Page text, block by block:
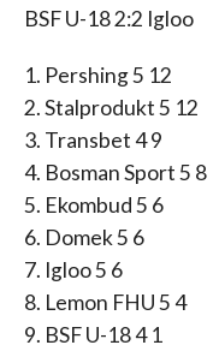
BSF U-18 2:2 Igloo
1. Pershing 5 12
2. Stalprodukt 5 12
3. Transbet 4 9
4. Bosman Sport 5 8
5. Ekombud 5 6
6. Domek 5 6
7. Igloo 5 6
8. Lemon FHU 5 4
9. BSF U-18 4 1